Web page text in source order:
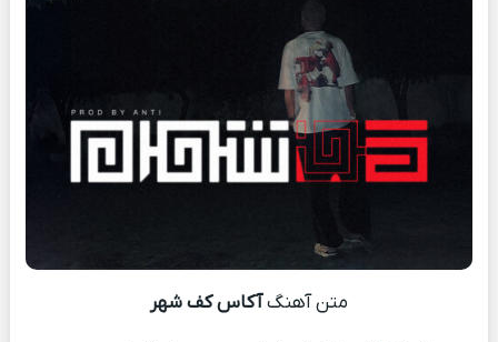
متن آهنگآکاس کف شهر